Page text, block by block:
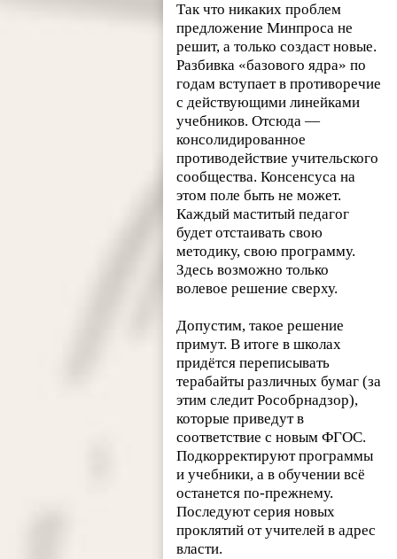
Так что никаких проблем
предложение Минпроса не
решит, а только создаст новые.
Разбивка «базового ядра» по
годам вступает в противоречие
с действующими линейками
учебников. Отсюда —
консолидированное
противодействие учительского
сообщества. Консенсуса на
этом поле быть не может.
Каждый маститый педагог
будет отстаивать свою
методику, свою программу.
Здесь возможно только
волевое решение сверху.
Допустим, такое решение
примут. В итоге в школах
придётся переписывать
терабайты различных бумаг (за
этим следит Рособрнадзор),
которые приведут в
соответствие с новым ФГОС.
Подкорректируют программы
и учебники, а в обучении всё
останется по-прежнему.
Последуют серия новых
проклятий от учителей в адрес
власти.